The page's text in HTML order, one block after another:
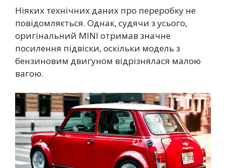
Ніяких технічних даних про переробку не
повідомляється. Однак, судячи з усього,
оригінальний MINI отримав значне
посилення підвіски, оскільки модель з
бензиновим двигуном відрізнялася малою
вагою.